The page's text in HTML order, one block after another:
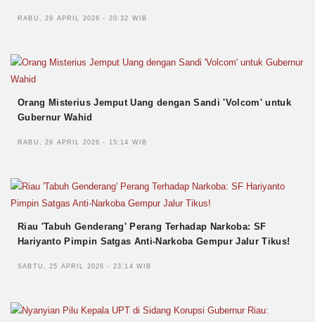
RABU, 29 APRIL 2026 - 20:32 WIB
Orang Misterius Jemput Uang dengan Sandi 'Volcom' untuk
Gubernur Wahid
RABU, 29 APRIL 2026 - 15:14 WIB
Riau 'Tabuh Genderang' Perang Terhadap Narkoba: SF
Hariyanto Pimpin Satgas Anti-Narkoba Gempur Jalur Tikus!
SABTU, 25 APRIL 2026 - 23:14 WIB